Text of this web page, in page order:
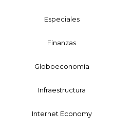
Especiales
Finanzas
Globoeconomía
Infraestructura
Internet Economy